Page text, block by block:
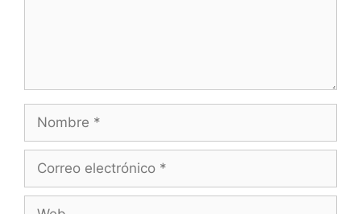
electrónico